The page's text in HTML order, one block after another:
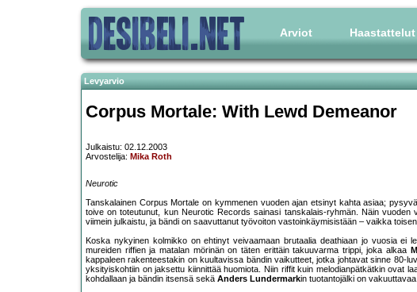
Arviot Haastattelut
Levyarvio
Corpus Mortale: With Lewd Demeanor
Julkaistu: 02.12.2003
Arvostelija: Mika Roth
Neurotic
Tanskalainen Corpus Mortale on kymmenen vuoden ajan etsinyt kahta asiaa;
toive on toteutunut, kun Neurotic Records sainasi tanskalais-ryhmän. Näin
viimein julkaistu, ja bändi on saavuttanut työvoiton vastoinkäymisistään – vaikka
Koska nykyinen kolmikko on ehtinyt veivaamaan brutaalia deathiaan jo vuosia ei
mureiden riffien ja matalan mörinän on täten erittäin takuuvarma trippi, joka alkaa
kappaleen rakenteestakin on kuultavissa bändin vaikutteet, jotka johtavat sinne 80-
yksityiskohtiin on jaksettu kiinnittää huomiota. Niin riffit kuin melodianpätkätkin ovat
kohdallaan ja bändin itsensä sekä Anders Lundermarkin tuotantojälki on vakuuttavaa.